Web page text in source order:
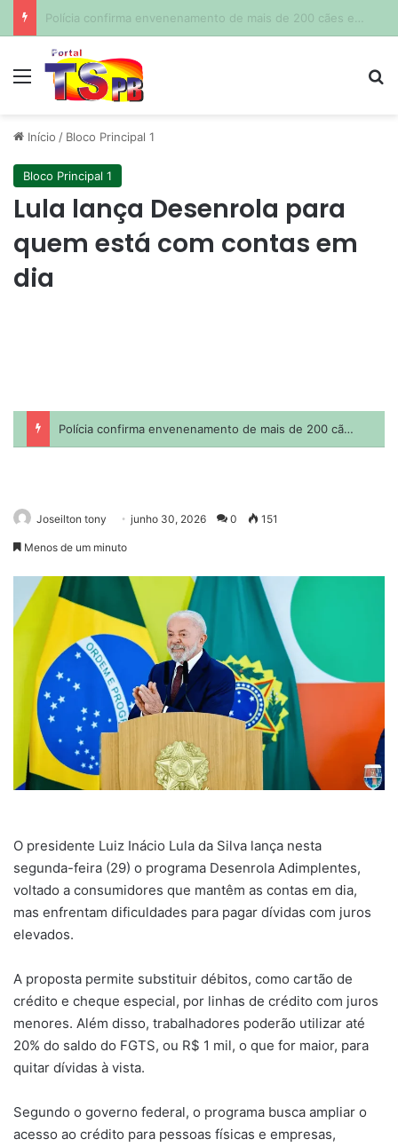
Após declaração de Shawn Mendes, revista americana chama Marquezine de ‘uma das maiores estrelas do Brasil’
Menu
Início / Bloco Principal 1
Bloco Principal 1
Lula lança Desenrola para
quem está com contas em
dia
Joseilton tony junho 30, 2026 0 151
Menos de um minuto
O presidente Luiz Inácio Lula da Silva lança nesta
segunda-feira (29) o programa Desenrola Adimplentes,
voltado a consumidores que mantêm as contas em dia,
mas enfrentam dificuldades para pagar dívidas com juros
elevados.
A proposta permite substituir débitos, como cartão de
crédito e cheque especial, por linhas de crédito com juros
menores. Além disso, trabalhadores poderão utilizar até
20% do saldo do FGTS, ou R$ 1 mil, o que for maior, para
quitar dívidas à vista.
Segundo o governo federal, o programa busca ampliar o
acesso ao crédito para pessoas físicas e empresas,